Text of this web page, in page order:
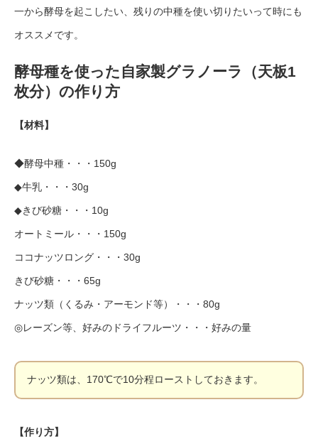
一から酵母を起こしたい、残りの中種を使い切りたいって時にも
オススメです。
酵母種を使った自家製グラノーラ（天板1
枚分）の作り方
【材料】
◆酵母中種・・・150g
◆牛乳・・・30g
◆きび砂糖・・・10g
オートミール・・・150g
ココナッツロング・・・30g
きび砂糖・・・65g
ナッツ類（くるみ・アーモンド等）・・・80g
◎レーズン等、好みのドライフルーツ・・・好みの量
ナッツ類は、170℃で10分程ローストしておきます。
【作り方】